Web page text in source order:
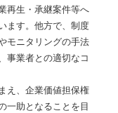
再生・承継案件等へ
ます。他方で、制度
モニタリングの手法
事業者との適切なコ
え、企業価値担保権
一助となることを目